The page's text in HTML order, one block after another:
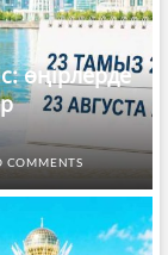
өңірлерде
COMMENTS